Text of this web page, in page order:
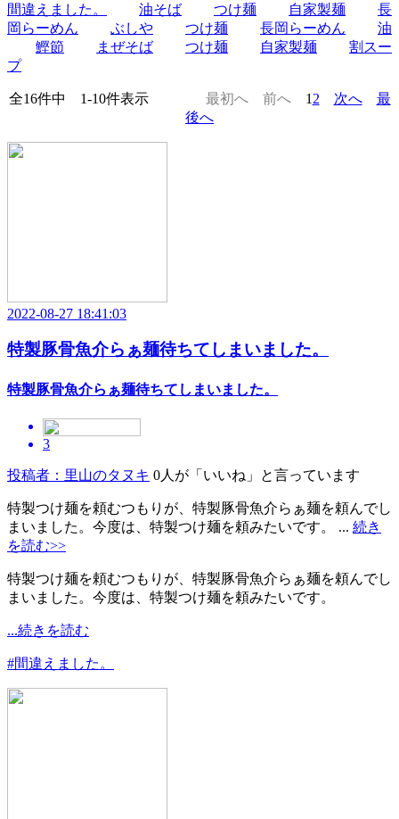
間違えました。 油そば つけ麺 自家製麺
長
岡らーめん
ぶしや つけ麺 長岡らーめん
油
鰹節
まぜそば つけ麺 自家製麺
割スー
プ
全16件中 1-10件表示 最初へ 前へ 1 2 次へ
最
後へ
2022-08-27 18:41:03
特製豚骨魚介らぁ麺待ちてしまいました。
特製豚骨魚介らぁ麺待ちてしまいました。
3
投稿者：里山のタヌキ 0人が「いいね」と言っています
特製つけ麺を頼むつもりが、特製豚骨魚介らぁ麺を頼んでし
まいました。今度は、特製つけ麺を頼みたいです。 ... 続き
を読む>>
特製つけ麺を頼むつもりが、特製豚骨魚介らぁ麺を頼んでし
まいました。今度は、特製つけ麺を頼みたいです。
...続きを読む
#間違えました。